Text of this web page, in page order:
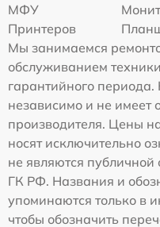
МФУ
Принтеров
Мы занимаемся
обслуживанием
гарантийного
независимо и не имеет
производителя. Цены
носят исключительно
не являются публичной
ГК РФ. Названия и
упоминаются только в
чтобы обозначить